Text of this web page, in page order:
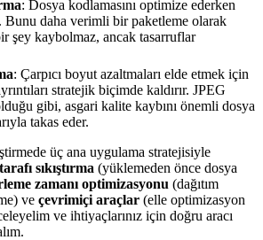
: Dosya kodlamasını optimize ederken
Bunu daha verimli bir paketleme olarak
şey kaybolmaz, ancak tasarruflar
: Çarpıcı boyut azaltmaları elde etmek için
stratejik biçimde kaldırır. JPEG
olduğu gibi, asgari kalite kaybını önemli dosya
takas eder.
üç ana uygulama stratejisiyle
sıkıştırma (yüklemeden önce dosya
zamanı optimizasyonu (dağıtım
ve çevrimiçi araçlar (elle optimizasyon
ve ihtiyaçlarınız için doğru aracı